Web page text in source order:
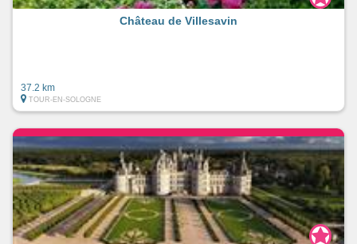
Château de Villesavin
37.2 km
TOUR-EN-SOLOGNE